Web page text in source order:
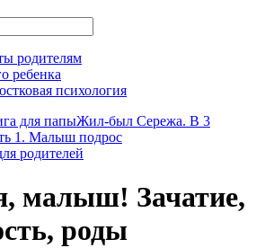
родителям
ребенка
психология
для папыЖил-был Сережа. В 3
1. Малыш подрос
родителей
малыш! Зачатие,
роды